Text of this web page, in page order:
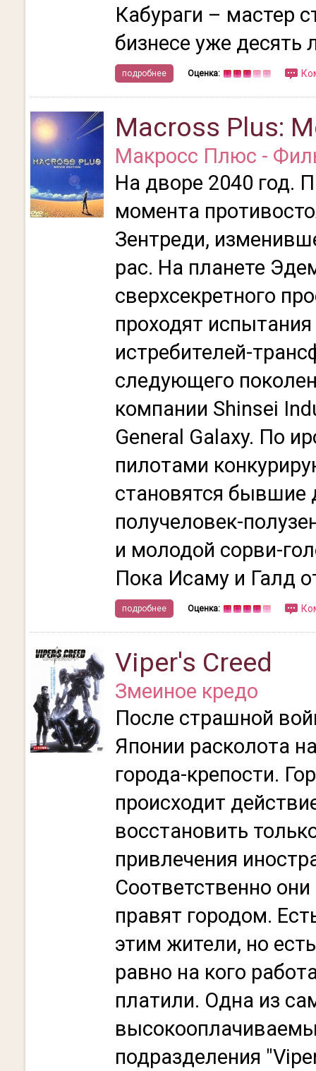
Кабураги – мастер
бизнесе уже десять
подробнее Оценка:
Macross Plus:
Макросс Плюс -
На дворе 2040 год.
момента
Зентреди,
рас. На планете
сверхсекретного
проходят
истребителей-
следующего
компании Shinsei
General Galaxy. По
пилотами
становятся бывшие
получеловек-
и молодой сорви-
Пока Исаму и Галд
подробнее Оценка:
Viper's Creed
Змеиное кредо
После страшной
Японии расколота
города-крепости.
происходит
восстановить
привлечения
Соответственно они
правят городом.
этим жители, но
равно на кого
платили. Одна из
подразделения